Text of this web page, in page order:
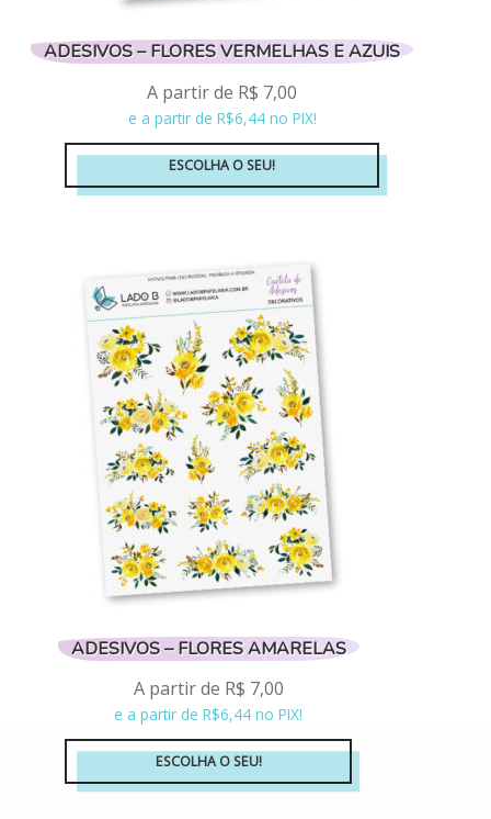
ADESIVOS – FLORES VERMELHAS E AZUIS
A partir de R$ 7,00
e a partir de R$6,44 no PIX!
ESCOLHA O SEU!
Este
várias
variantes.
As
opções
podem
ser
escolhidas
na
página
do
produto
ADESIVOS – FLORES AMARELAS
A partir de R$ 7,00
e a partir de R$6,44 no PIX!
ESCOLHA O SEU!
Este